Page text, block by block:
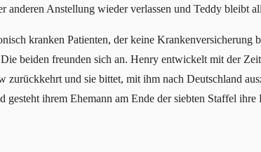
anderen Anstellung wieder verlassen und Teddy bleibt
kranken Patienten, der keine Krankenversicherung
beiden freunden sich an. Henry entwickelt mit der
zurückkehrt und sie bittet, mit ihm nach Deutschland
ihrem Ehemann am Ende der siebten Staffel ihre